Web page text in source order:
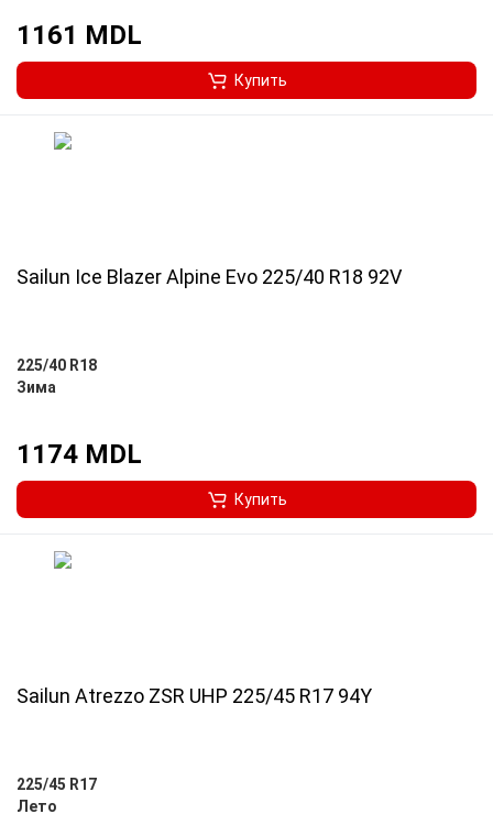
1161 MDL
Купить
Sailun Ice Blazer Alpine Evo 225/40 R18 92V
225/40 R18
Зима
1174 MDL
Купить
Sailun Atrezzo ZSR UHP 225/45 R17 94Y
225/45 R17
Лето